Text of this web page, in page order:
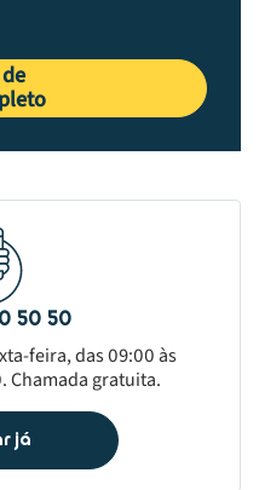
50 50
feira, das 09:00 às
Chamada gratuita.
já